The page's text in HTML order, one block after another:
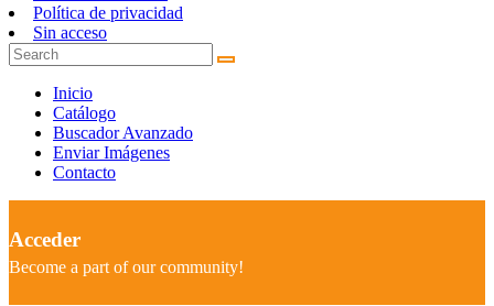
Política de privacidad
Sin acceso
Inicio
Catálogo
Buscador Avanzado
Enviar Imágenes
Contacto
Acceder
Become a part of our community!